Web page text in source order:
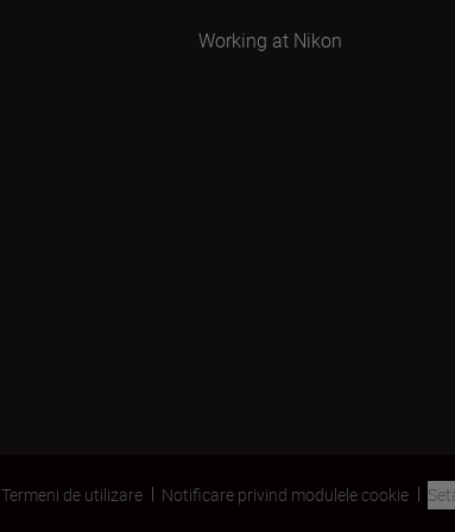
Working at Nikon
Termeni de utilizare Notificare privind modulele cookie